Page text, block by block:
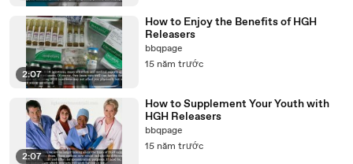
2:07
How to Enjoy the Benefits of HGH
Releasers
bbqpage
15 năm trước
2:07
How to Supplement Your Youth with
HGH Releasers
bbqpage
15 năm trước